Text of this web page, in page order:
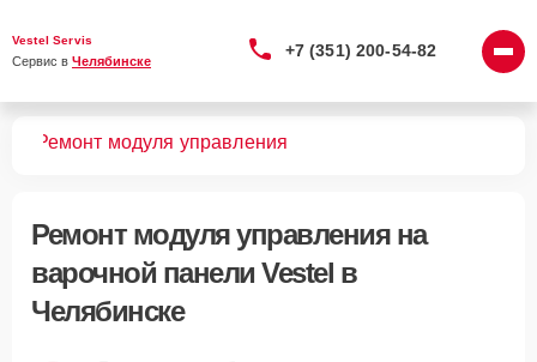
Vestel Servis
Сервис в Челябинске
+7 (351) 200-54-82
Ремонт модуля управления
Ремонт модуля управленияна
варочной панели Vestel в
Челябинске